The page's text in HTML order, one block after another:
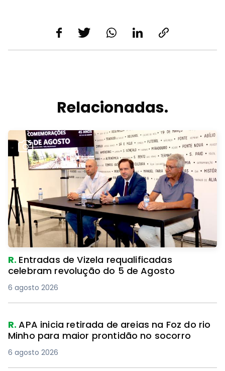
Relacionadas.
R. Entradas de Vizela requalificadas
celebram revolução do 5 de Agosto
6 agosto 2026
R.APA inicia retirada de areias na Foz do rio
Minho para maior prontidão no socorro
6 agosto 2026